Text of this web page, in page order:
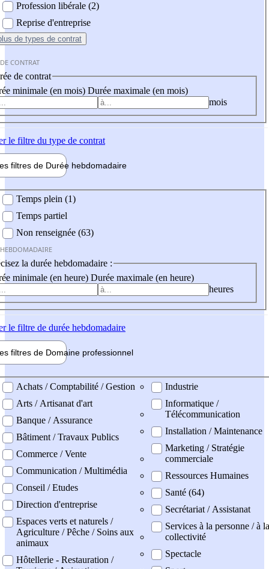
Profession libérale (2)
Reprise d'entreprise
de types de contrat
CONTRAT
de contrat
minimale (en mois) Durée maximale (en mois)
mois
le filtre du type de contrat
filtres de Durée hebdomadaire
Temps plein (1)
Temps partiel
Non renseignée (63)
la durée hebdomadaire :
minimale (en heure) Durée maximale (en heure)
heures
le filtre de durée hebdomadaire
filtres de Domaine professionnel
professionel
Achats / Comptabilité / Gestion
Arts / Artisanat d'art
Banque / Assurance
Bâtiment / Travaux Publics
Commerce / Vente
Communication / Multimédia
Conseil / Etudes
Direction d'entreprise
Espaces verts et naturels /
Agriculture / Pêche / Soins aux
animaux
Hôtellerie - Restauration /
Industrie
Informatique /
Télécommunication
Installation / Maintenance
Marketing / Stratégie
commerciale
Ressources Humaines
Santé (64)
Secrétariat / Assistanat
Services à la personne / à la
collectivité
Spectacle